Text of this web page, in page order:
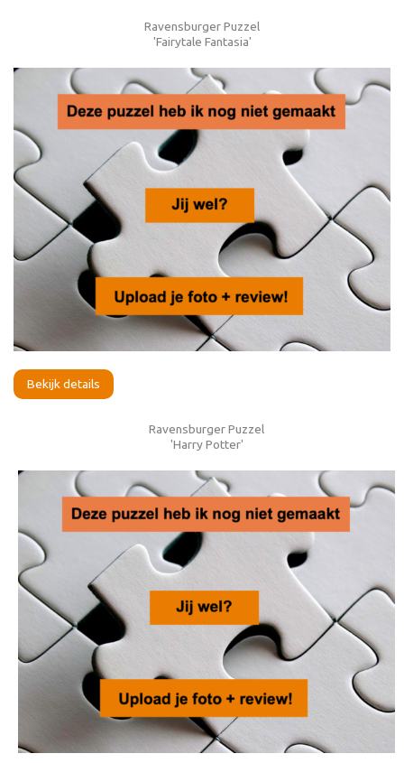
Ravensburger Puzzel
'Fairytale Fantasia'
Bekijk details
Ravensburger Puzzel
'Harry Potter'